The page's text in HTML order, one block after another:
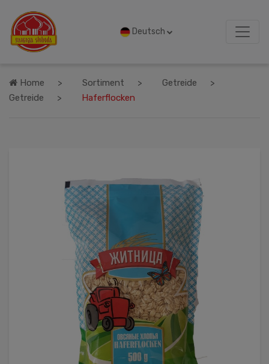
Deutsch
Home Sortiment
Getreide
Getreide
Haferflocken